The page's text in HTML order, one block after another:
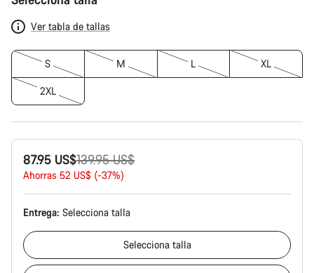
Ver tabla de tallas
S M L XL
2XL
87.95 US$
Precio
original
139.95 US$
Ahorras 52 US$ (-37%)
Entrega: Selecciona talla
Selecciona talla